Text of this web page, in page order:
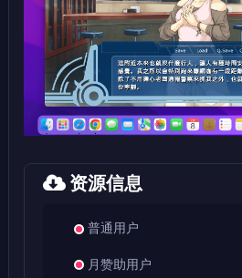
资源信息
普通用户
月赞助用户